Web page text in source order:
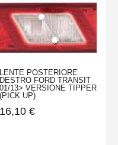
LENTE POSTERIORE
DESTRO FORD TRANSIT
01/13> VERSIONE TIPPER
(PICK UP)
16,10 €